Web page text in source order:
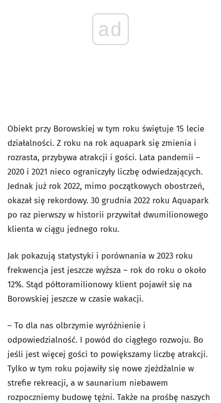
ad
Obiekt przy Borowskiej w tym roku świętuje 15 lecie
działalności. Z roku na rok aquapark się zmienia i
rozrasta, przybywa atrakcji i gości. Lata pandemii –
2020 i 2021 nieco ograniczyły liczbę odwiedzających.
Jednak już rok 2022, mimo początkowych obostrzeń,
okazał się rekordowy. 30 grudnia 2022 roku Aquapark
po raz pierwszy w historii przywitał dwumilionowego
klienta w ciągu jednego roku.
Jak pokazują statystyki i porównania w 2023 roku
frekwencja jest jeszcze wyższa – rok do roku o około
12%. Stąd półtoramilionowy klient pojawił się na
Borowskiej jeszcze w czasie wakacji.
– To dla nas olbrzymie wyróżnienie i
odpowiedzialność. I powód do ciągłego rozwoju. Bo
jeśli jest więcej gości to powiększamy liczbę atrakcji.
Tylko w tym roku pojawiły się nowe zjeżdżalnie w
strefie rekreacji, a w saunarium niebawem
rozpoczniemy budowę tężni. Także na prośbę naszych